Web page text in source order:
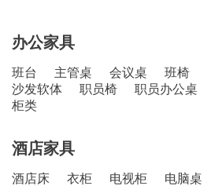
办公家具
班台 主管桌 会议桌
班椅
沙发软体
职员椅
职员办公桌
柜类
酒店家具
酒店床 衣柜 电视柜
电脑桌